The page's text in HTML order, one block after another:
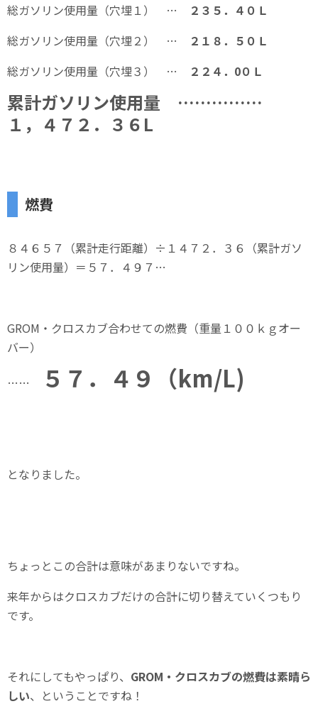
総ガソリン使用量（穴埋１） …
２３５．４０Ｌ
総ガソリン使用量（穴埋２） …
２１８．５０Ｌ
総ガソリン使用量（穴埋３） …
２２４．0０Ｌ
累計ガソリン使用量 ……………
１，４７２．３６L
燃費
８４６５７（累計走行距離）÷１４７２．３６（累計ガソ
リン使用量）＝５７．４９７…
GROM・クロスカブ合わせての燃費（重量１００ｋｇオー
バー）
…… ５７．４９（km/L)
となりました。
ちょっとこの合計は意味があまりないですね。
来年からはクロスカブだけの合計に切り替えていくつもり
です。
それにしてもやっぱり、 GROM・クロスカブの燃費は素晴ら
しい、ということですね！